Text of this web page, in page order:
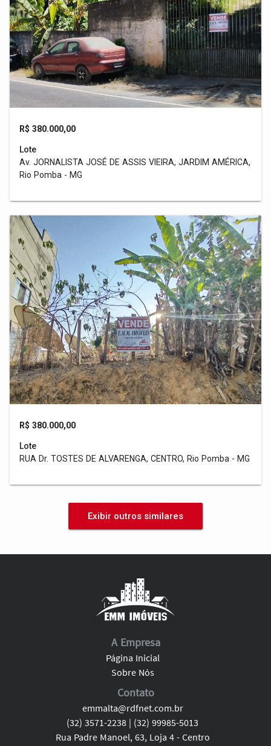
R$ 380.000,00
Lote
Av. JORNALISTA JOSÉ DE ASSIS VIEIRA, JARDIM AMÉRICA,
Rio Pomba - MG
R$ 380.000,00
Lote
RUA Dr. TOSTES DE ALVARENGA, CENTRO, Rio Pomba - MG
Exibir outros similares
A Empresa
Página Inicial
Sobre Nós
Contato
emmalta@rdfnet.com.br
(32) 3571-2238 | (32) 99985-5013
Rua Padre Manoel, 63, Loja 4 - Centro